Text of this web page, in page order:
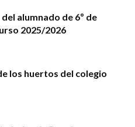
alumnado de 6º de
2025/2026
los huertos del colegio